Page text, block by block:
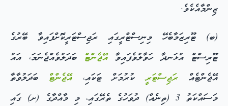
ޒިންމާއެކެވެ.
(ބ) ޓޫރިޒަމާބެހޭ މިނިސްޓްރީގައި ރަޖިސްޓަރީކޮށްފައިވާ ބޭރުގެ
ޓޫރިސްޓް އުޅަނދާ ހަވާލުވެފައިވާއޭޖެންޓް ބަދަލުވެއްޖެނަމަ، އައު
އޭޖެންޓެއް ރަޖިސްޓަރީކުރުމަށް ޓަކައި،އޭޖެންޓް ބަދަލުވާތާ
މަސައްކަތު 3 (ތިނެއް) ދުވަހުގެ ތެރޭގައި، މި މާއްދާގެ (ށ) ގައި